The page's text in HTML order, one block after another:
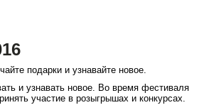
подарки и узнавайте новое.
и узнавать новое. Во время фестиваля
участие в розыгрышах и конкурсах.